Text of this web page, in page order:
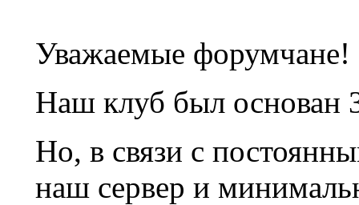
Уважаемые форумчане!
Наш клуб был основан
Но, в связи с
наш сервер и